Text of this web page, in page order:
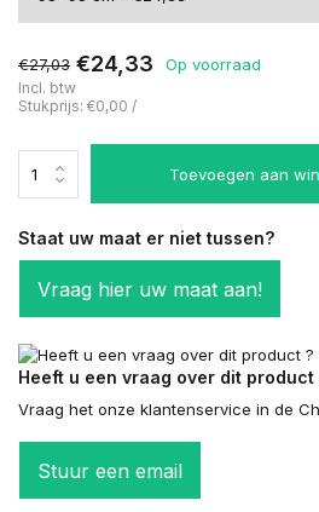
€27,03 €24,33 Op voorraad
Incl. btw
Stukprijs: €0,00 /
Toevoegen aan
Staat uw maat er niet tussen?
Vraag hier uw maat aan!
Heeft u een vraag over dit product
Vraag het onze klantenservice in de
Stuur een email